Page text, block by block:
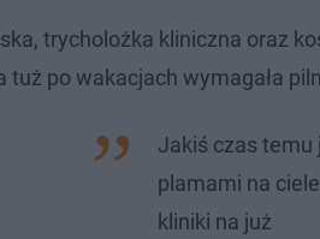
trycholożka kliniczna oraz
tuż po wakacjach wymagała
Jakiś czas temu
plamami na
kliniki na już